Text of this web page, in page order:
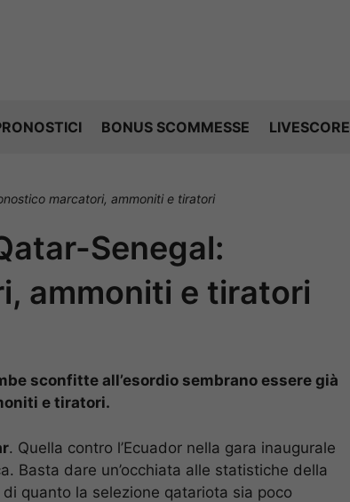
BONUS SCOMMESSE LIVESCORE
marcatori, ammoniti e tiratori
Senegal:
ammoniti e tiratori
sconfitte all’esordio sembrano essere già
e tiratori.
. Quella contro l’Ecuador nella gara inaugurale
Basta dare un’occhiata alle statistiche della
quanto la selezione qatariota sia poco